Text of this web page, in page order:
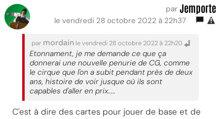
par Jemporte
le vendredi 28 octobre 2022 à 22h37
par mordain le vendredi 28 octobre 2022 à 22h20
Etonnament, je me demande ce que ça
donnerai une nouvelle penurie de CG, comme
le cirque que l'on a subit pendant près de deux
ans, histoire de voir jusque où ils sont
capables d'aller en prix.....
C'est à dire des cartes pour jouer de base et de